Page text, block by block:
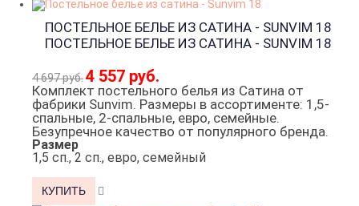
ПОСТЕЛЬНОЕ БЕЛЬЕ ИЗ САТИНА - SUNVIM 18
ПОСТЕЛЬНОЕ БЕЛЬЕ ИЗ САТИНА - SUNVIM 18
4 697 руб.4 557 руб.
Комплект постельного белья из Сатина от
фабрики Sunvim. Размеры в ассортименте: 1,5-
спальные, 2-спальные, евро, семейные.
Безупречное качество от популярного бренда.
Размер
1,5 сп., 2 сп., евро, семейный